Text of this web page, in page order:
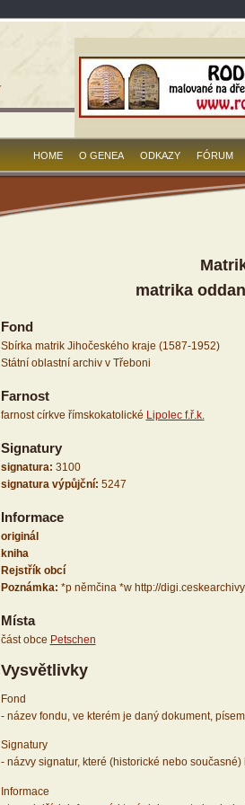
HOME O GENEA ODKAZY FÓRUM
matrika
Fond
Sbírka matrik Jihočeského kraje (1587-1952)
Státní oblastní archiv v Třeboni
Farnost
farnost církve římskokatolické Lipolec f.ř.k.
Signatury
signatura: 3100
signatura výpůjční: 5247
Informace
originál
kniha
Rejstřík obcí
Poznámka: *p němčina *w http://
Místa
část obce Petschen
Vysvětlivky
Fond
- název fondu, ve kterém je daný dokument,
Signatury
- názvy signatur, které (historické nebo
Informace